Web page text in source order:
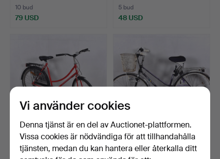
10 bud
79 USD
5 bud
48 USD
DAMCYKEL, Crescent,
28tum.
DAMCYKEL, DBS, 5-växlad.
Vi använder cookies
Denna tjänst är en del av Auctionet-plattformen.
Vissa cookies är nödvändiga för att tillhandahålla
tjänsten, medan du kan hantera eller återkalla ditt